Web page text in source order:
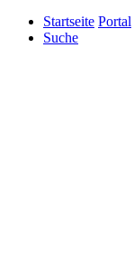
Startseite Portal
Suche